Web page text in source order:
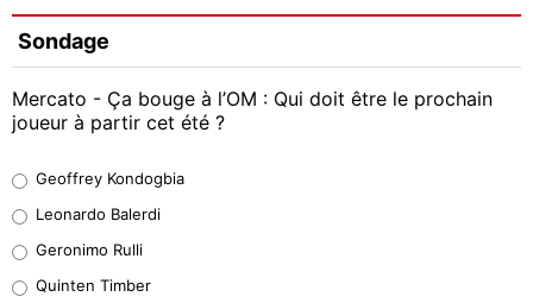
Sondage
Mercato - Ça bouge à l’OM : Qui doit être le prochain
joueur à partir cet été ?
38%
32%
Geoffrey Kondogbia
Leonardo Balerdi
Geronimo Rulli
Quinten Timber